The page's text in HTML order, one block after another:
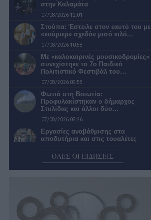
στην Καλαμάτα
07/08/2026 12:01
Στούπα: Έστειλε στον εαυτό του με
«κούριερ» σχεδόν μισό κιλό…
07/08/2026 10:58
Με «καλοκαιρινές μουσικοδρομίες»
συνεχίστηκε το 7ο Παιδικό
Πολιτιστικό Φεστιβάλ του…
07/08/2026 09:58
Φωτιά στη Βοιωτία:
Προφυλακίστηκαν ο δήμαρχος
Στυλίδας και άλλοι δύο…
07/08/2026 08:26
Εργασίες αναβάθμισης στα
αποδυτήρια και στις τουαλέτες
07/08/2026 07:50
ΕΠΣ Μεσσηνίας: «Κλείνει» Μιχάλη
07/08/2026 07:30
Υψηλός κίνδυνος πυρκαγιάς για την
Περιφέρεια Πελοποννήσου σήμερα
ΟΛΕΣ ΟΙ ΕΙΔΗΣΕΙΣ